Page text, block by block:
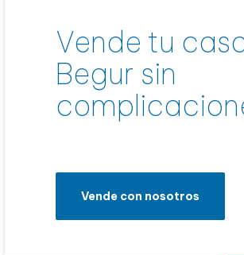
Vende tu
Begur sin
Vende con nosotros